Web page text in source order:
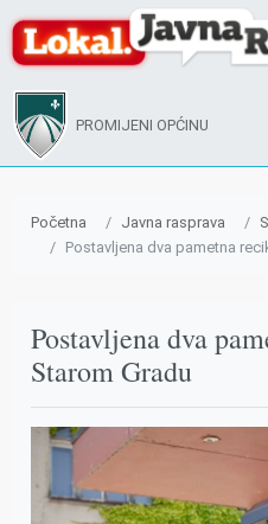
PROMIJENI OPĆINU
Početna Javna rasprava
Postavljena dva pametna
Postavljena dva
Starom Gradu